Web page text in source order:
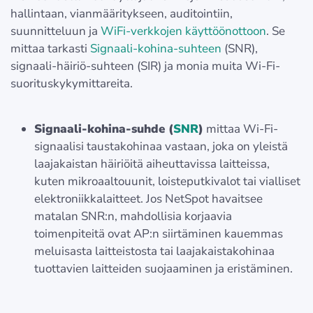
hallintaan, vianmääritykseen, auditointiin,
suunnitteluun ja WiFi-verkkojen käyttöönottoon. Se
mittaa tarkasti Signaali-kohina-suhteen (SNR),
signaali-häiriö-suhteen (SIR) ja monia muita Wi-Fi-
suorituskykymittareita.
Signaali-kohina-suhde (SNR) mittaa Wi-Fi-
signaalisi taustakohinaa vastaan, joka on yleistä
laajakaistan häiriöitä aiheuttavissa laitteissa,
kuten mikroaaltouunit, loisteputkivalot tai vialliset
elektroniikkalaitteet. Jos NetSpot havaitsee
matalan SNR:n, mahdollisia korjaavia
toimenpiteitä ovat AP:n siirtäminen kauemmas
meluisasta laitteistosta tai laajakaistakohinaa
tuottavien laitteiden suojaaminen ja eristäminen.